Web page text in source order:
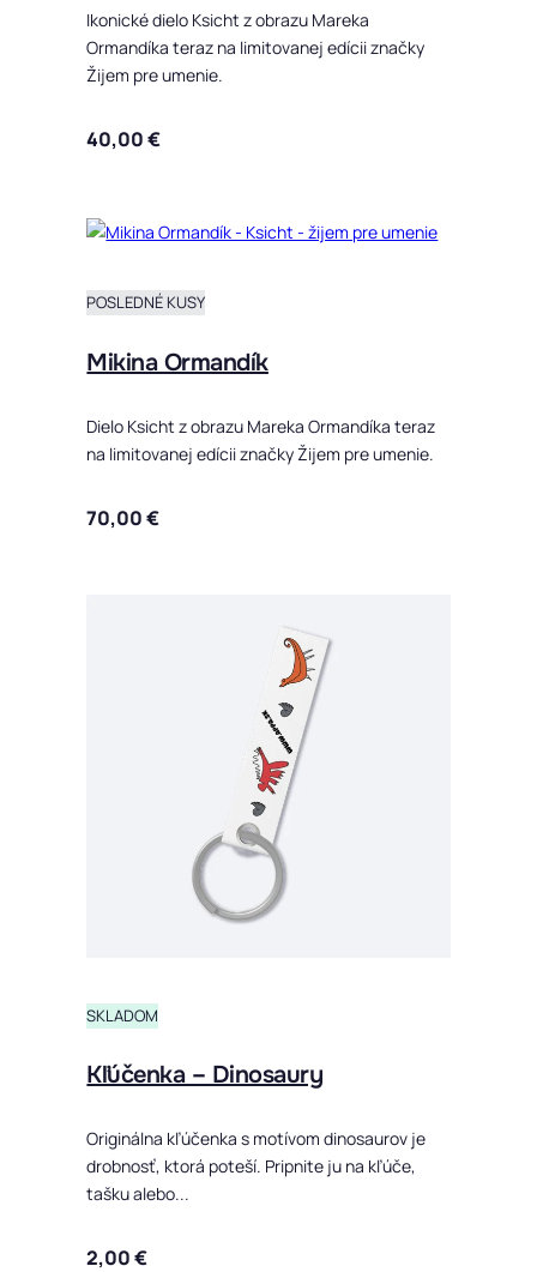
Ikonické dielo Ksicht z obrazu Mareka
Ormandíka teraz na limitovanej edícii značky
Žijem pre umenie.
40,00€
POSLEDNÉ KUSY
Mikina Ormandík
Dielo Ksicht z obrazu Mareka Ormandíka teraz
na limitovanej edícii značky Žijem pre umenie.
70,00€
SKLADOM
Kľúčenka – Dinosaury
Originálna kľúčenka s motívom dinosaurov je
drobnosť, ktorá poteší. Pripnite ju na kľúče,
tašku alebo...
2,00€